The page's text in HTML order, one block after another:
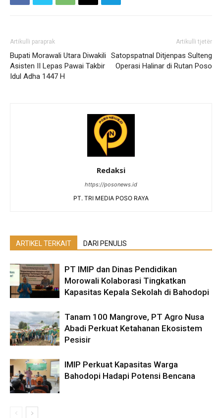
Artikulli paraprak
Bupati Morawali Utara Diwakili
Asisten II Lepas Pawai Takbir
Idul Adha 1447 H
Artikulli tjetër
Satopspatnal Ditjenpas Sulteng
Operasi Halinar di Rutan Poso
Redaksi
https://posonews.id
PT. TRI MEDIA POSO RAYA
ARTIKEL TERKAIT DARI PENULIS
PT IMIP dan Dinas Pendidikan
Morowali Kolaborasi Tingkatkan
Kapasitas Kepala Sekolah di Bahodopi
Tanam 100 Mangrove, PT Agro Nusa
Abadi Perkuat Ketahanan Ekosistem
Pesisir
IMIP Perkuat Kapasitas Warga
Bahodopi Hadapi Potensi Bencana